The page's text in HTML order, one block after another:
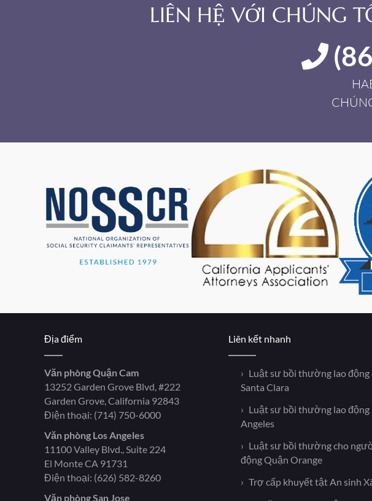
LIÊN HỆ VỚI CHÚNG
Địa điểm
Văn phòng Quận Cam
13252 Garden Grove Blvd, #222
Garden Grove, California 92843
Điện thoại: (714) 750-6000
Văn phòng Los Angeles
11100 Valley Blvd., Suite 224
El Monte CA 91731
Điện thoại: (626) 582-8260
Văn phòng San Jose
Liên kết nhanh
Luật sư bồi thường lao động
Santa Clara
Luật sư bồi thường lao động
Angeles
Luật sư bồi thường cho
động Quận Orange
Trợ cấp khuyết tật An sinh